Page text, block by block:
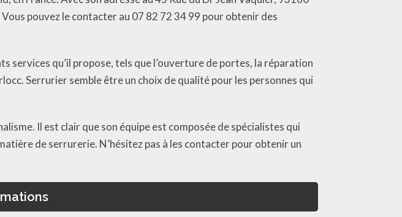
pouvez le contacter au 07 82 72 34 99 pour obtenir des
qu’il propose, tels que l’ouverture de portes, la réparation
Serrurier semble être un choix de qualité pour les personnes qui
Il est clair que son équipe est composée de spécialistes qui
de serrurerie. N’hésitez pas à les contacter pour obtenir un